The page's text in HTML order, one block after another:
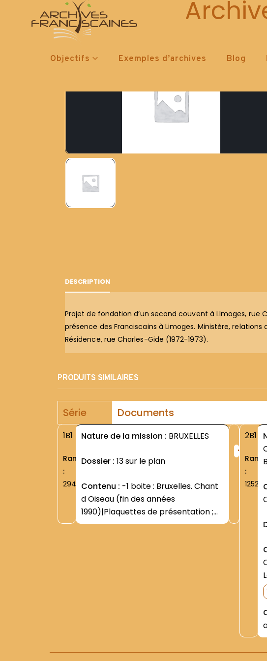
Objectifs Exemples d’archives Blog
DESCRIPTION
Projet de fondation d’un second couvent à LImoges, rue
présence des Franciscains à Limoges. Ministère,
Résidence, rue Charles-Gide (1972-1973).
PRODUITS SIMILAIRES
Série Documents
1B1
Rang
:
2949
Nature de la mission : BRUXELLES
Dossier : 13 sur le plan
Contenu :
d Oiseau (fin des années
1990)|Plaquettes de présentation ;
réflexions et projet pour son avenir|
+
2B1
Rang
:
1252
l